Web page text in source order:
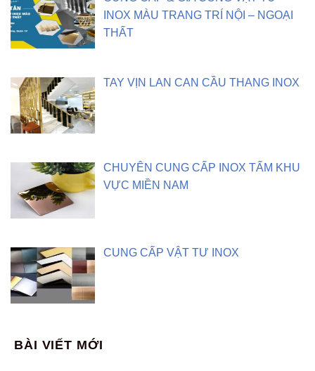
INOX MÀU TRANG TRÍ NỘI – NGOẠI
THẤT
TAY VỊN LAN CAN CẦU THANG INOX
CHUYÊN CUNG CẤP INOX TẤM KHU
VỰC MIỀN NAM
CUNG CẤP VẬT TƯ INOX
BÀI VIẾT MỚI